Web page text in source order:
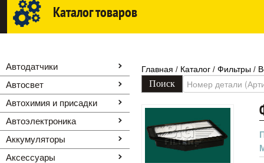
Каталог товаров
Автодатчики
Автосвет
Автохимия и присадки
Автоэлектроника
Аккумуляторы
Аксессуары
Главная / Каталог / Фильтры /